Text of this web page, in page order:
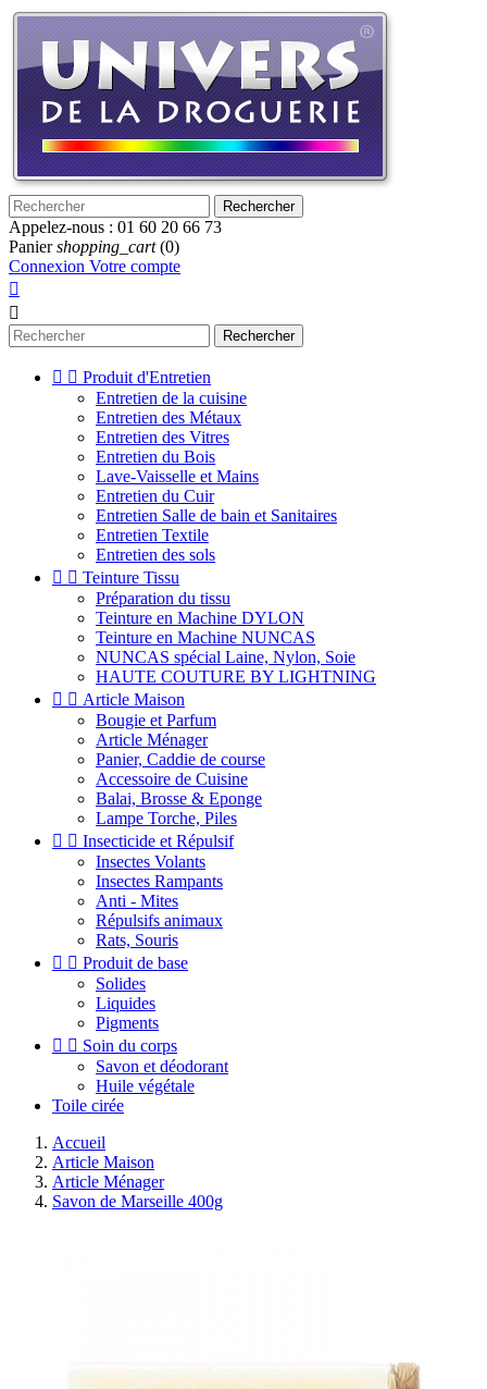
Rechercher
Appelez-nous : 01 60 20 66 73
Panier shopping_cart (0)
Connexion Votre compte


Rechercher
  Produit d'Entretien
Entretien de la cuisine
Entretien des Métaux
Entretien des Vitres
Entretien du Bois
Lave-Vaisselle et Mains
Entretien du Cuir
Entretien Salle de bain et Sanitaires
Entretien Textile
Entretien des sols
  Teinture Tissu
Préparation du tissu
Teinture en Machine DYLON
Teinture en Machine NUNCAS
NUNCAS spécial Laine, Nylon, Soie
HAUTE COUTURE BY LIGHTNING
  Article Maison
Bougie et Parfum
Article Ménager
Panier, Caddie de course
Accessoire de Cuisine
Balai, Brosse & Eponge
Lampe Torche, Piles
  Insecticide et Répulsif
Insectes Volants
Insectes Rampants
Anti - Mites
Répulsifs animaux
Rats, Souris
  Produit de base
Solides
Liquides
Pigments
  Soin du corps
Savon et déodorant
Huile végétale
Toile cirée
Accueil
Article Maison
Article Ménager
Savon de Marseille 400g